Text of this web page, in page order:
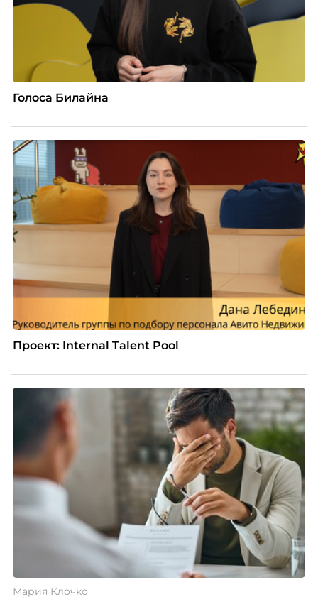
Голоса Билайна
Проект: Internal Talent Pool
Мария Клочко